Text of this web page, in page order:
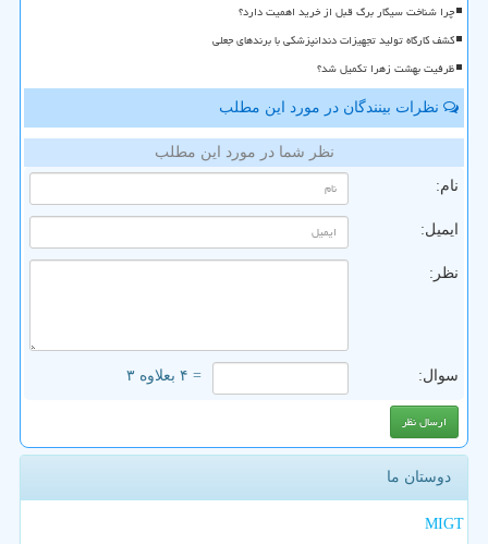
چرا شناخت سیگار برگ قبل از خرید اهمیت دارد؟
کشف کارگاه تولید تجهیزات دندانپزشکی با برندهای جعلی
ظرفیت بهشت زهرا تکمیل شد؟
نظرات بینندگان در مورد این مطلب
نظر شما در مورد این مطلب
نام:
ایمیل:
نظر:
سوال: = ۴ بعلاوه ۳
دوستان ما
MIGT